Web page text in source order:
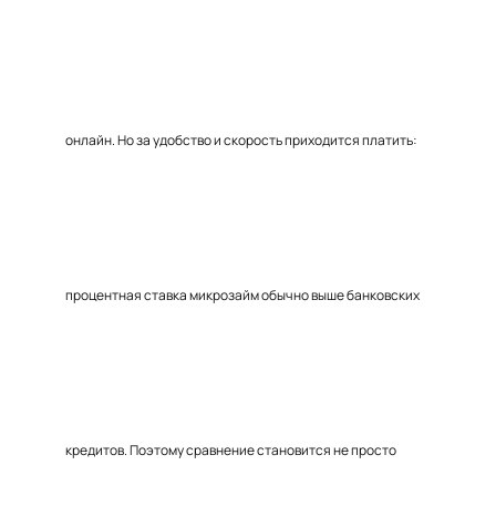
онлайн. Но за удобство и скорость приходится платить:
процентная ставка микрозайм обычно выше банковских
кредитов. Поэтому сравнение становится не просто